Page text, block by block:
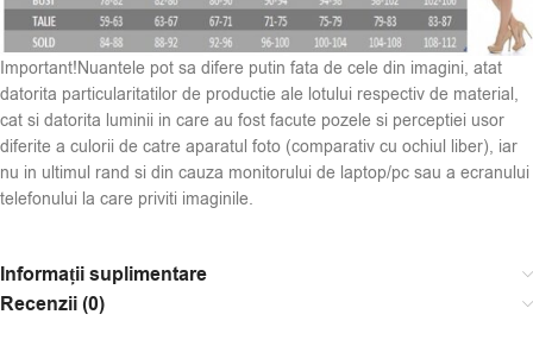
Important!Nuantele pot sa difere putin fata de cele din imagini, atat
datorita particularitatilor de productie ale lotului respectiv de material,
cat si datorita luminii in care au fost facute pozele si perceptiei usor
diferite a culorii de catre aparatul foto (comparativ cu ochiul liber), iar
nu in ultimul rand si din cauza monitorului de laptop/pc sau a ecranului
telefonului la care priviti imaginile.
Informații suplimentare
Recenzii (0)